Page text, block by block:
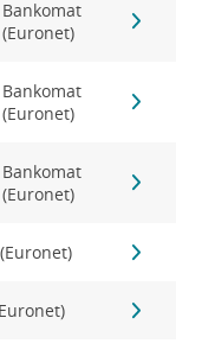
Bankomat
(Euronet)
Bankomat
(Euronet)
Bankomat
(Euronet)